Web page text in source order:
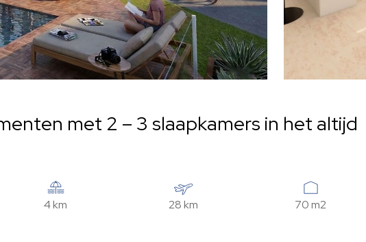
met 2 – 3 slaapkamers in het altijd
4 km 28 km 70 m2